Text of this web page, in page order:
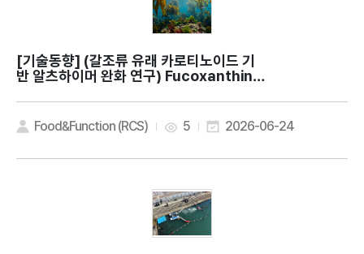
[기술동향]
반 알츠하이머 완화 연구) Fucoxanthin e
utophagic flux and attenuates fer
roptosis in Alzheimer's disease mo
dels
Food&Function (RCS) 5 2026-06-24